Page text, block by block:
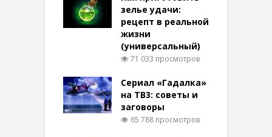
зелье удачи:
рецепт в реальной
жизни
(универсальный)
71 033 просмотров
Сериал «Гадалка»
на ТВ3: советы и
заговоры
65 788 просмотров